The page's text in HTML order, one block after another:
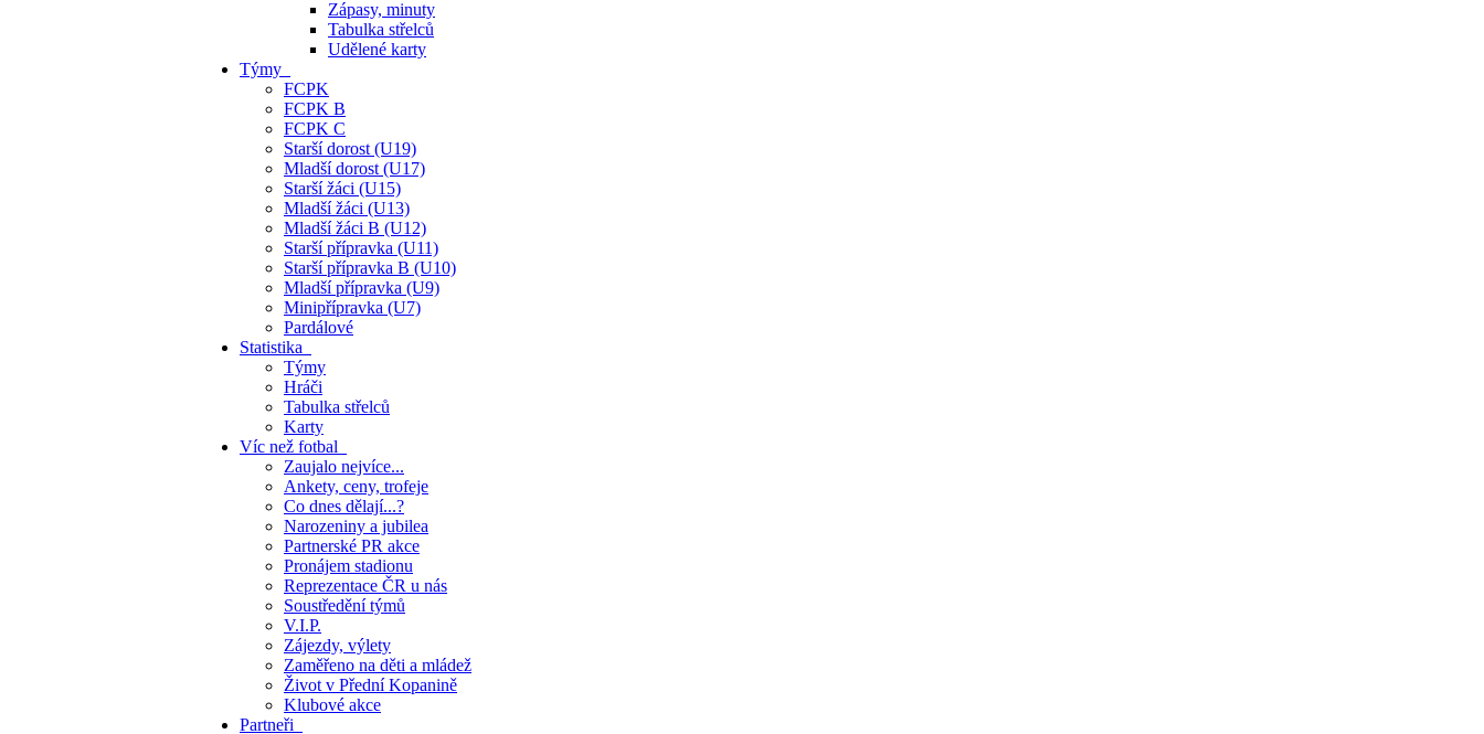
Zápasy, minuty
Tabulka střelců
Udělené karty
Týmy
FCPK
FCPK B
FCPK C
Starší dorost (U19)
Mladší dorost (U17)
Starší žáci (U15)
Mladší žáci (U13)
Mladší žáci B (U12)
Starší přípravka (U11)
Starší přípravka B (U10)
Mladší přípravka (U9)
Minipřípravka (U7)
Pardálové
Statistika
Týmy
Hráči
Tabulka střelců
Karty
Víc než fotbal
Zaujalo nejvíce...
Ankety, ceny, trofeje
Co dnes dělají...?
Narozeniny a jubilea
Partnerské PR akce
Pronájem stadionu
Reprezentace ČR u nás
Soustředění týmů
V.I.P.
Zájezdy, výlety
Zaměřeno na děti a mládež
Život v Přední Kopanině
Klubové akce
Partneři